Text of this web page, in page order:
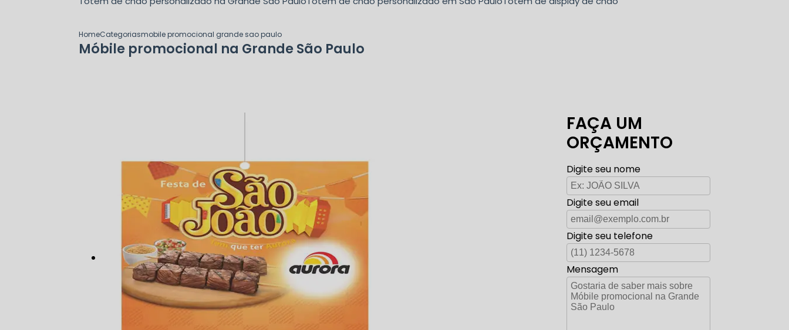
HomeCategoriasmobile promocional grande sao paulo
Móbile promocional na Grande São Paulo
FAÇA UM
ORÇAMENTO
Digite seu nome
Digite seu email
Digite seu telefone
Mensagem